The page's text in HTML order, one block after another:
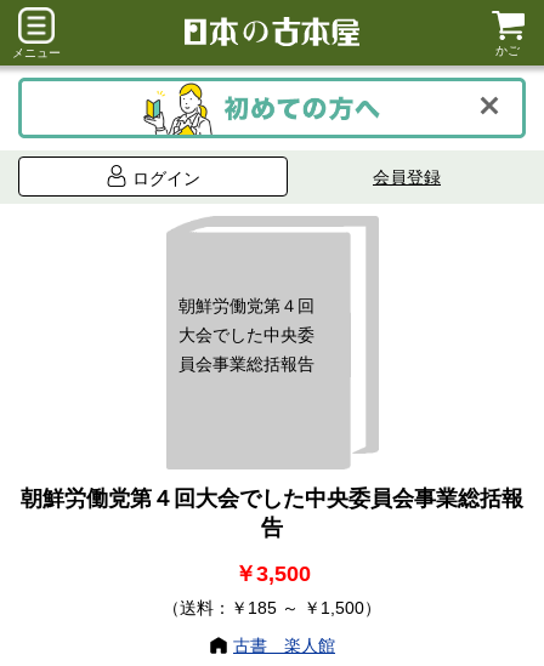
メニュー かご
ログイン 会員登録
朝鮮労働党第４回
大会でした中央委
員会事業総括報告
朝鮮労働党第４回大会でした中央委員会事業総括報
告
￥3,500
（送料：￥185 ～ ￥1,500）
古書 楽人館